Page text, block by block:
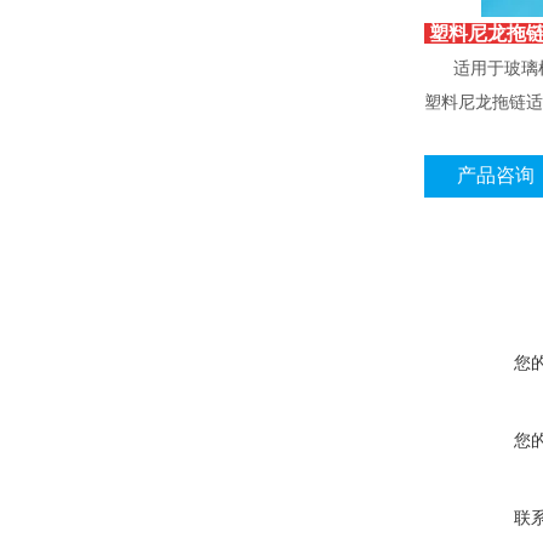
塑料尼龙拖
适用于玻璃机
塑料尼龙拖链
产品咨询
您
您
联